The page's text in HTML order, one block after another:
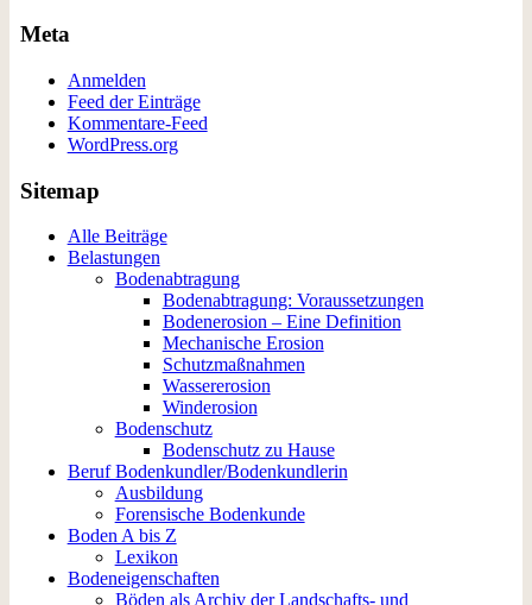
Meta
Anmelden
Feed der Einträge
Kommentare-Feed
WordPress.org
Sitemap
Alle Beiträge
Belastungen
Bodenabtragung
Bodenabtragung: Voraussetzungen
Bodenerosion – Eine Definition
Mechanische Erosion
Schutzmaßnahmen
Wassererosion
Winderosion
Bodenschutz
Bodenschutz zu Hause
Beruf Bodenkundler/Bodenkundlerin
Ausbildung
Forensische Bodenkunde
Boden A bis Z
Lexikon
Bodeneigenschaften
Böden als Archiv der Landschafts- und